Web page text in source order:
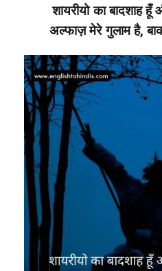
शायरीयो का बादशाह
अल्फाज़ मेरे गुलाम है,